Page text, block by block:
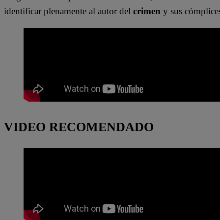
identificar plenamente al autor del crimen y sus
VIDEO RECOMENDADO